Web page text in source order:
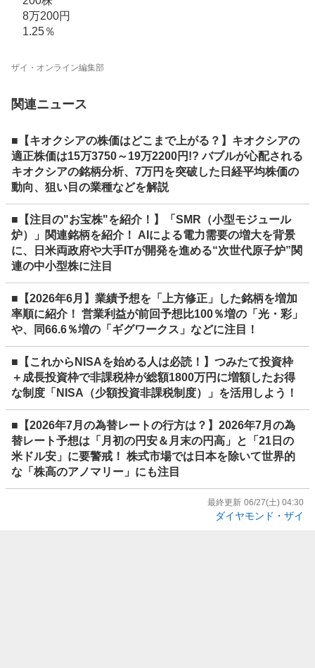
8万200円
1.25％
ザイ・オンライン編集部
関連ニュース
■【キオクシアの株価はどこまで上がる？】キオクシアの
適正株価は15万3750～19万2200円!? バブルが心配される
キオクシアの銘柄分析、7万円を突破した日経平均株価の
動向、狙い目の業種などを解説
■【注目の"お宝株"を紹介！】「SMR（小型モジュール
炉）」関連銘柄を紹介！ AIによる電力需要の増大を背景
に、日米両政府や大手ITが開発を進める“次世代原子炉”関
連の中小型株に注目
■【2026年6月】業績予想を「上方修正」した銘柄を増加
率順に紹介！ 営業利益が前回予想比100％増の「光・彩」
や、同66.6％増の「ギグワークス」などに注目！
■【これからNISAを始める人は必読！】つみたて投資枠
＋成長投資枠で非課税枠が総額1800万円に増額したお得
な制度「NISA（少額投資非課税制度）」を活用しよう！
■【2026年7月の為替レートの行方は？】2026年7月の為
替レート予想は「月初の円安＆月末の円高」と「21日の
米ドル安」に要警戒！ 株式市場では日本を除いて世界的
な「株高のアノマリー」にも注目
最終更新 06/27(土) 04:30
ダイヤモンド・ザイ